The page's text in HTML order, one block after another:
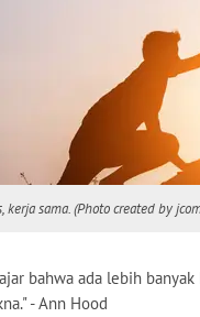
sama. (Photo created by
bahwa ada lebih
- Ann Hood